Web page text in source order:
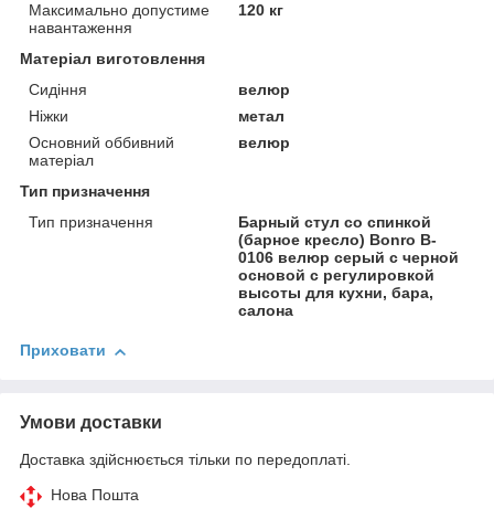
Максимально допустиме
навантаження
120 кг
Матеріал виготовлення
Сидіння
велюр
Ніжки
метал
Основний оббивний
матеріал
велюр
Тип призначення
Тип призначення
Барный стул со спинкой
(барное кресло) Bonro B-
0106 велюр серый с черной
основой с регулировкой
высоты для кухни, бара,
салона
Приховати
Умови доставки
Доставка здійснюється тільки по передоплаті.
Нова Пошта